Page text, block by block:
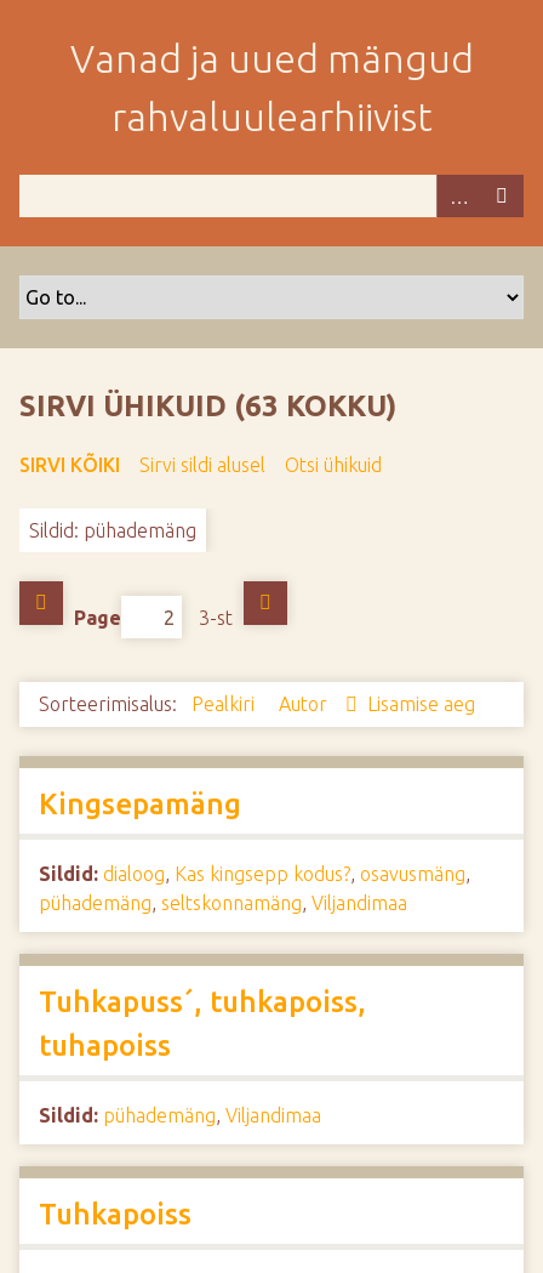
i
Vanad ja uued mängud
rahvaluulearhiivist
SIRVI ÜHIKUID (63 KOKKU)
SIRVI KÕIKI Sirvi sildi alusel Otsi ühikuid
Sildid: pühademäng
Page 3-st
Sorteerimisalus: Pealkiri Autor Lisamise aeg
Kingsepamäng
Sildid: dialoog, Kas kingsepp kodus?, osavusmäng,
pühademäng, seltskonnamäng, Viljandimaa
Tuhkapuss´, tuhkapoiss,
tuhapoiss
Sildid: pühademäng, Viljandimaa
Tuhkapoiss